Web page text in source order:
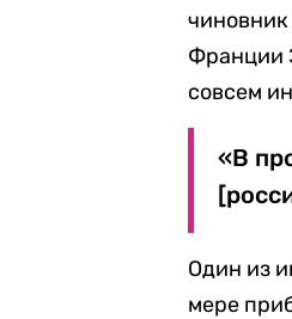
Франции
совсем
«В
Один из
мере